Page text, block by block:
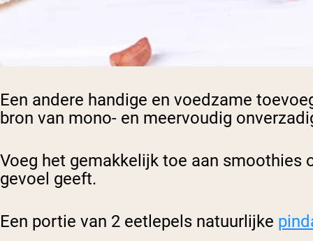
Een andere handige en voedzame
bron van mono- en meervoudig
Voeg het gemakkelijk toe aan
gevoel geeft.
Een portie van 2 eetlepels natuurlijke